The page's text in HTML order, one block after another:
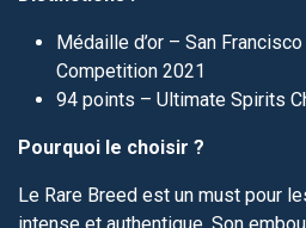
Médaille d’or – San
Competition 2021
94 points – Ultimate Spirits
Pourquoi le choisir ?
Le Rare Breed est un must pour